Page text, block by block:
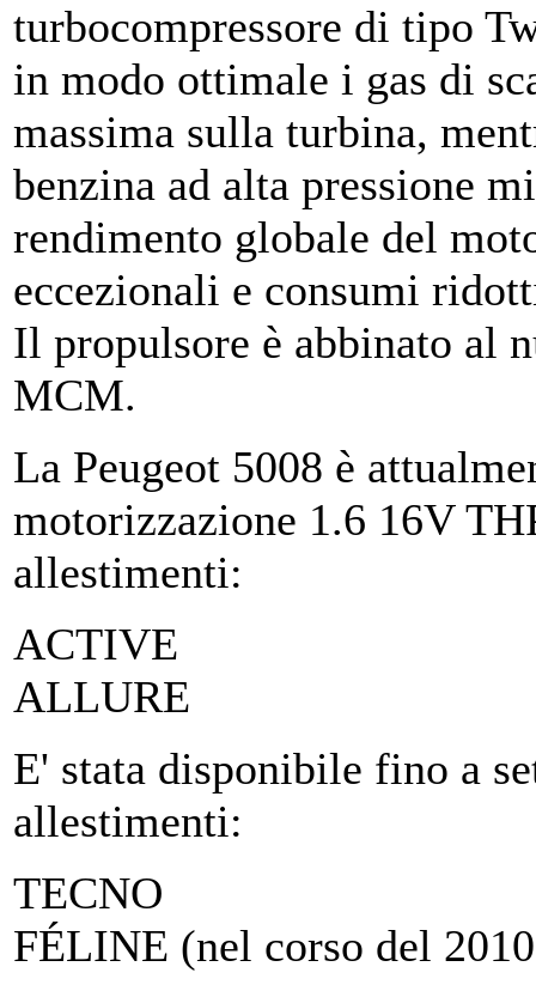
turbocompressore di tipo
in modo ottimale i gas di
massima sulla turbina,
benzina ad alta pressione
rendimento globale del
eccezionali e consumi
Il propulsore è abbinato al
MCM.
La Peugeot 5008 è
motorizzazione 1.6 16V
allestimenti:
ACTIVE
ALLURE
E' stata disponibile fino a
allestimenti:
TECNO
FÉLINE (nel corso del